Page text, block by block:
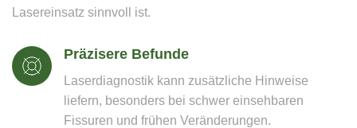
Lasereinsatz sinnvoll ist.
Präzisere Befunde
Laserdiagnostik kann zusätzliche Hinweise
liefern, besonders bei schwer einsehbaren
Fissuren und frühen Veränderungen.